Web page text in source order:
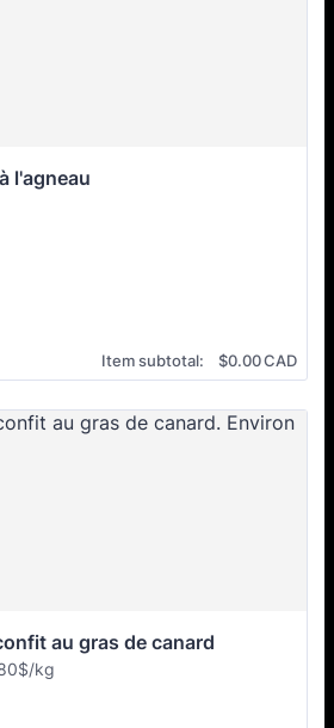
l'agneau
Item subtotal: $0.00 CAD
$0.00CAD
au gras de canard
kg